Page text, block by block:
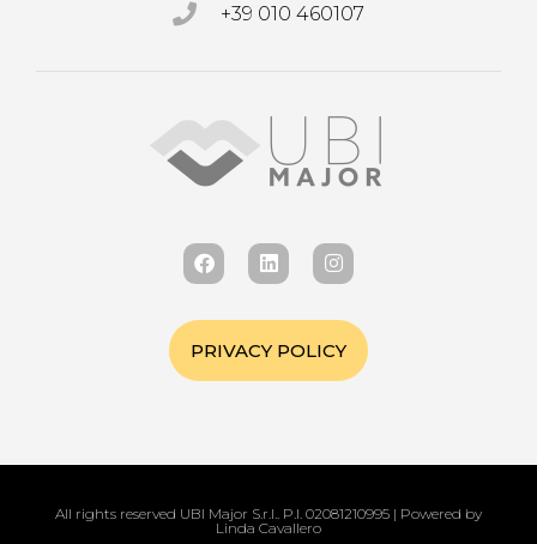
+39 010 460107
PRIVACY POLICY
All rights reserved UBI Major S.r.l.. P.I. 02081210995 | Powered by
Linda Cavallero